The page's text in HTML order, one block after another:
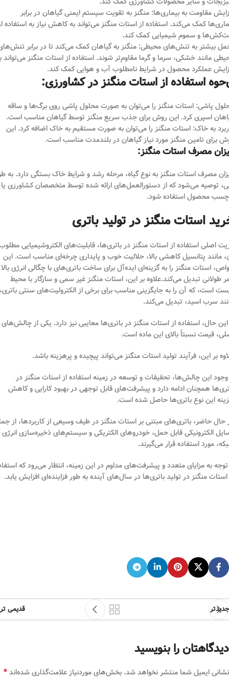
مقاومت به بیماری‌ها: منگنز به تقویت سیستم ایمنی گیاهان در برابر
کمک می‌کند. استفاده از استات منگنز می‌تواند به کاهش نیاز به استفاده
و سموم شیمیایی کمک کند.
بیشتر به تنش‌های محیطی: منگنز به گیاهان کمک می‌کند تا در برابر
مانند خشکی، سرما و گرما مقاوم‌تر شوند. استفاده از استات منگنز می‌تواند
عملکرد محصول در شرایط نامطلوب آب و هوایی کمک کند.
حوه استفاده از استات منگنز در کشاورزی:
پاشی: استات منگنز را می‌توان به صورت محلول پاشی روی برگ‌ها و ساقه
اسپری کرد. این روش برای جذب سریع منگنز توسط گیاهان مناسب است.
به خاک: استات منگنز را می‌توان به صورت مستقیم به خاک اضافه کرد. این
برای تامین منگنز مورد نیاز گیاهان در بلندمدت مناسب است.
مصرف استات منگنز:
مصرف استات منگنز به نوع گیاه، مرحله رشد و شرایط خاک بستگی دارد. به
توصیه می‌شود که از دستورالعمل‌های ارائه شده توسط متخصصان کشاورزی یا
محصول استفاده شود.
استات منگنز در تولید باتری
اصلی استفاده از استات منگنز در باتری‌ها، قابلیت‌های الکتروشیمیایی
مانند پتانسیل کاهشی بالا، حلالیت خوب و پایداری چرخه‌ای مناسب است. این
استات منگنز را به گزینه‌ای ایده‌آل برای ساخت باتری‌های با چگالی انرژی
طولانی تبدیل می‌کند.علاوه بر این، استات منگنز غیر سمی و سازگار با محیط
است، که آن را به جایگزینی مناسب برای برخی از الکترولیت‌های سنتی باتری،
سرب اسید، تبدیل می‌کند.
این حال، استفاده از استات منگنز در باتری‌ها معایبی نیز دارد. یکی از چالش‌های
قیمت نسبتاً بالای این ماده است.
بر این، فرآیند تولید استات منگنز می‌تواند پیچیده و پرهزینه باشد.
وجود این چالش‌ها، تحقیقات و توسعه در زمینه استفاده از استات منگنز در
همچنان ادامه دارد و پیشرفت‌های قابل توجهی در بهبود کارایی و کاهش
این نوع باتری‌ها حاصل شده است.
حال حاضر، باتری‌های مبتنی بر استات منگنز در طیف وسیعی از کاربردها، از
الکترونیکی قابل حمل، خودروهای الکتریکی و سیستم‌های ذخیره‌سازی انرژی
مورد استفاده قرار می‌گیرند.
توجه به مزایای متعدد و پیشرفت‌های مداوم در این زمینه، انتظار می‌رود که
استات منگنز در تولید باتری‌ها در سال‌های آینده به طور فزاینده‌ای افزایش یابد.
جدیدتر قدیمی تر
دیدگاهتان را بنویسید
نشانی ایمیل شما منتشر نخواهد شد. بخش‌های موردنیاز علامت‌گذاری شده‌اند*